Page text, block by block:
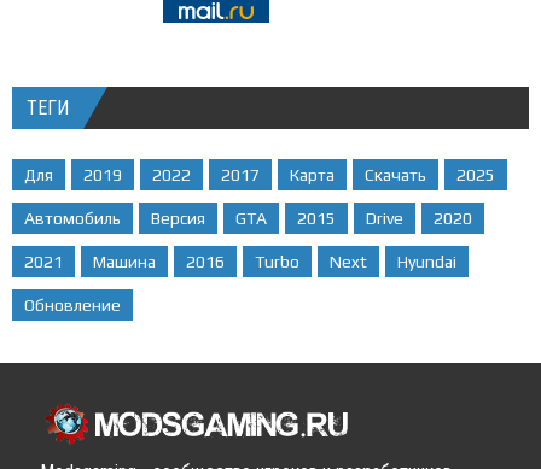
ТЕГИ
Для 2019 2022 2017 Карта Скачать 2025
Автомобиль Версия GTA 2015 Drive 2020
2021 Машина 2016 Turbo Next Hyundai
Обновление